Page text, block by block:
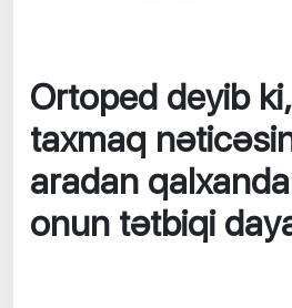
Ortoped deyib
taxmaq
aradan
onun tətbiqi